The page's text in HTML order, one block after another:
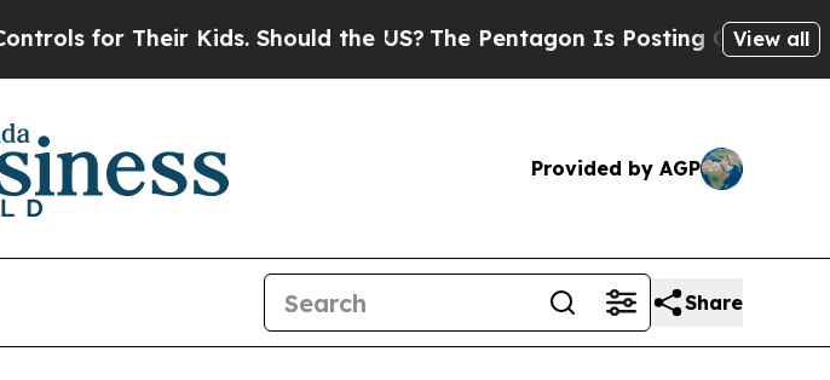
for Their Kids. Should the US? The Pentagon Is Posting Cryptic Biblical
View all
Provided by AGP
Share